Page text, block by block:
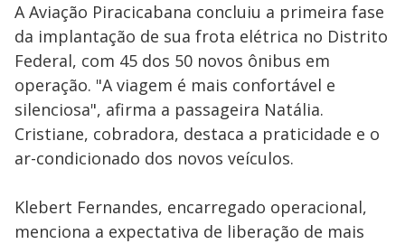
A Aviação Piracicabana concluiu a primeira fase
da implantação de sua frota elétrica no Distrito
Federal, com 45 dos 50 novos ônibus em
operação. "A viagem é mais confortável e
silenciosa", afirma a passageira Natália.
Cristiane, cobradora, destaca a praticidade e o
ar-condicionado dos novos veículos.
Klebert Fernandes, encarregado operacional,
menciona a expectativa de liberação de mais